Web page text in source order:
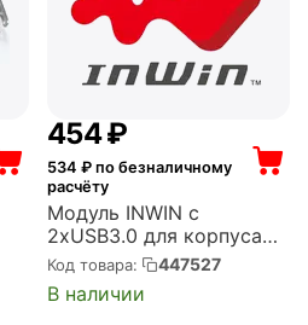
‍454‍₽
534 ₽ по безналичному
расчёту
Модуль INWIN с
2хUSB3.0 для корпуса
ЕК303 PCB board
2xUSB3.0 + cables for
EK303 upgrade to
Код товара: 447527
В наличии